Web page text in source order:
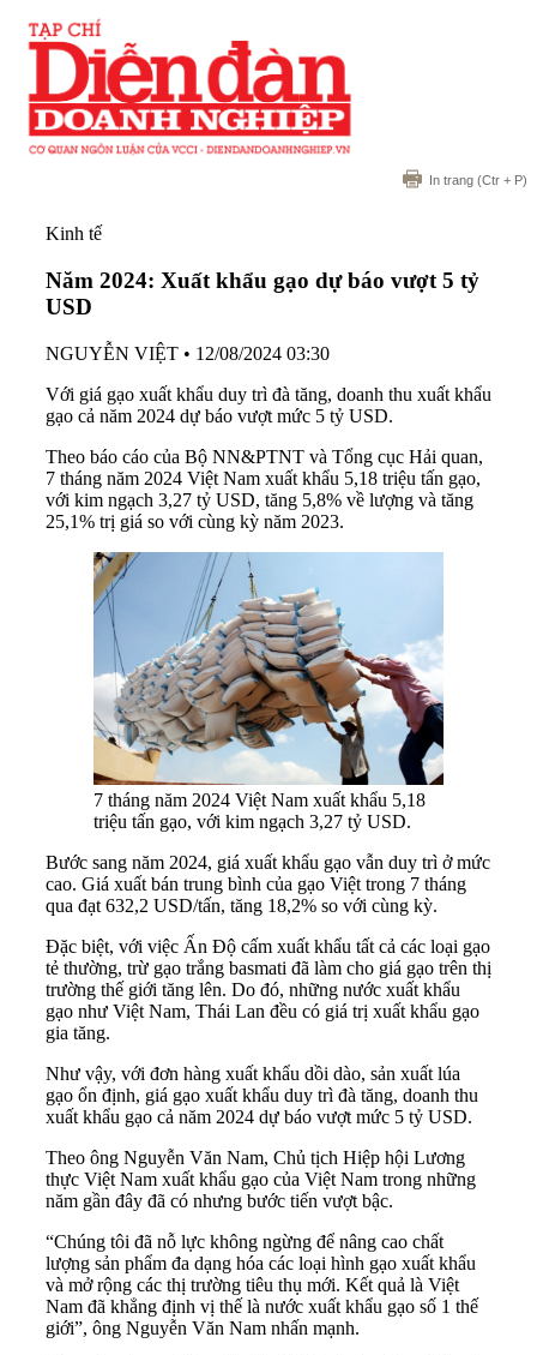
In trang (Ctr + P)
Kinh tế
Năm 2024: Xuất khẩu gạo dự báo vượt 5 tỷ
USD
NGUYỄN VIỆT • 12/08/2024 03:30
Với giá gạo xuất khẩu duy trì đà tăng, doanh thu xuất khẩu
gạo cả năm 2024 dự báo vượt mức 5 tỷ USD.
Theo báo cáo của Bộ NN&PTNT và Tổng cục Hải quan,
7 tháng năm 2024 Việt Nam xuất khẩu 5,18 triệu tấn gạo,
với kim ngạch 3,27 tỷ USD, tăng 5,8% về lượng và tăng
25,1% trị giá so với cùng kỳ năm 2023.
7 tháng năm 2024 Việt Nam xuất khẩu 5,18
triệu tấn gạo, với kim ngạch 3,27 tỷ USD.
Bước sang năm 2024, giá xuất khẩu gạo vẫn duy trì ở mức
cao. Giá xuất bán trung bình của gạo Việt trong 7 tháng
qua đạt 632,2 USD/tấn, tăng 18,2% so với cùng kỳ.
Đặc biệt, với việc Ấn Độ cấm xuất khẩu tất cả các loại gạo
tẻ thường, trừ gạo trắng basmati đã làm cho giá gạo trên thị
trường thế giới tăng lên. Do đó, những nước xuất khẩu
gạo như Việt Nam, Thái Lan đều có giá trị xuất khẩu gạo
gia tăng.
Như vậy, với đơn hàng xuất khẩu dồi dào, sản xuất lúa
gạo ổn định, giá gạo xuất khẩu duy trì đà tăng, doanh thu
xuất khẩu gạo cả năm 2024 dự báo vượt mức 5 tỷ USD.
Theo ông Nguyễn Văn Nam, Chủ tịch Hiệp hội Lương
thực Việt Nam xuất khẩu gạo của Việt Nam trong những
năm gần đây đã có nhưng bước tiến vượt bậc.
“Chúng tôi đã nỗ lực không ngừng để nâng cao chất
lượng sản phẩm đa dạng hóa các loại hình gạo xuất khẩu
và mở rộng các thị trường tiêu thụ mới. Kết quả là Việt
Nam đã khẳng định vị thế là nước xuất khẩu gạo số 1 thế
giới”, ông Nguyễn Văn Nam nhấn mạnh.